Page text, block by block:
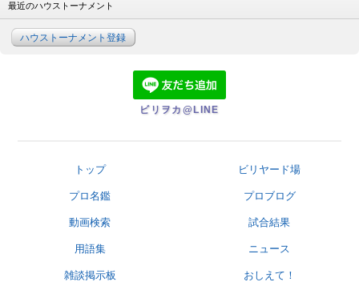
最近のハウストーナメント
ハウストーナメント登録
ビリヲカ@LINE
トップ ビリヤード場
プロ名鑑 プロブログ
動画検索 試合結果
用語集 ニュース
雑談掲示板 おしえて！